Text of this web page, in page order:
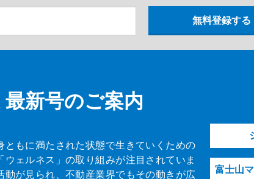
最新号のご案内
ともに満たされた状態で生きていくための
ェルネス」の取り組みが注目されていま
が見られ、不動産業界でもその動きが広
富士山